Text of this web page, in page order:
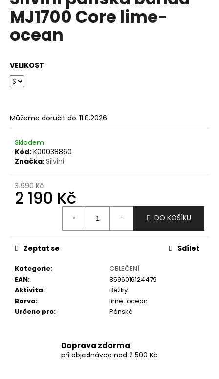
0,0
5
hvězdiček.
MJ1700 Core lime-
ocean
VELIKOST
Můžeme doručit do: 11.8.2026
Skladem
Kód: K00038860
Značka:Silvini
3 990 Kč
2 190 Kč
DO KOŠÍKU
Kategorie:
OBLEČENÍ
EAN:
8596016124479
Aktivita:
Běžky
Barva:
lime-ocean
Určeno pro: Pánské
Zeptat se Sdílet
Doprava zdarma
při objednávce nad 2 500 Kč
a
j
í
?
HLEDAT
D
o
p
o
e
m
e